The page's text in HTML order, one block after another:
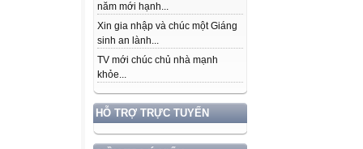
năm mới hạnh...
Xin gia nhập và chúc một Giáng
sinh an lành...
TV mới chúc chủ nhà mạnh
khỏe...
HỖ TRỢ TRỰC TUYẾN